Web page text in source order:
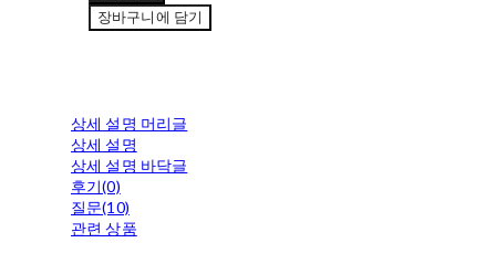
장바구니에 담기
상세 설명 머리글
상세 설명
상세 설명 바닥글
후기(0)
질문(10)
관련 상품